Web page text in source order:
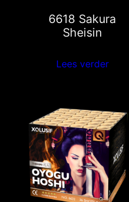
6618 Sakura
Sheisin
Lees verder